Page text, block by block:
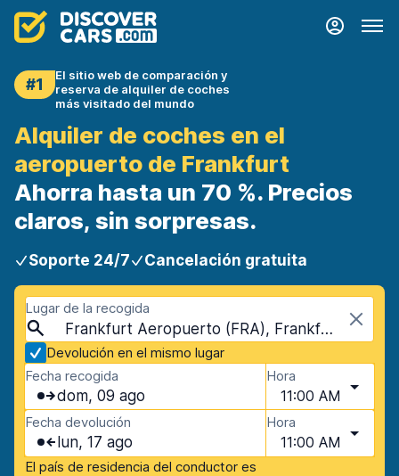
#1
El sitio web de comparación y
reserva de alquiler de coches
más visitado del mundo
Alquiler de coches en el
aeropuerto de Frankfurt
Ahorra hasta un 70 %. Precios
claros, sin sorpresas.
Soporte 24/7 Cancelación gratuita
Lugar de la recogida
Frankfurt Aeropuerto (FRA), Frankfurt, Alemania
Devolución en el mismo lugar
Fecha recogida
dom, 09 ago
Hora
11:00 AM
Fecha devolución
lun, 17 ago
Hora
11:00 AM
El país de residencia del conductor es